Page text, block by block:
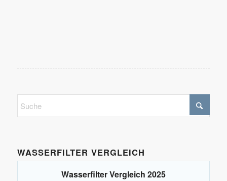
WASSERFILTER VERGLEICH
Wasserfilter Vergleich 2025